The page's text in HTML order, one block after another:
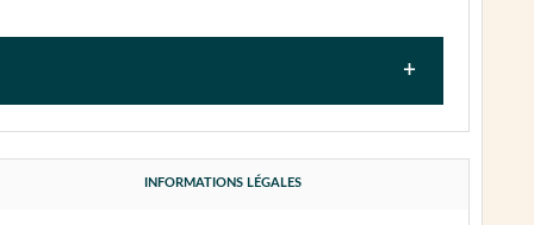
de diagnostiquer la panne en vous
INFORMATIONS LÉGALES